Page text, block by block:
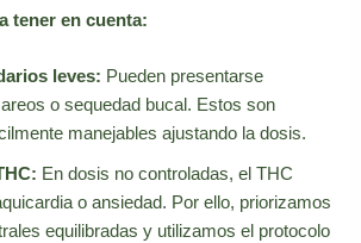
tener en cuenta:
leves: Pueden presentarse
o sequedad bucal. Estos son
manejables ajustando la dosis.
En dosis no controladas, el THC
o ansiedad. Por ello, priorizamos
equilibradas y utilizamos el protocolo